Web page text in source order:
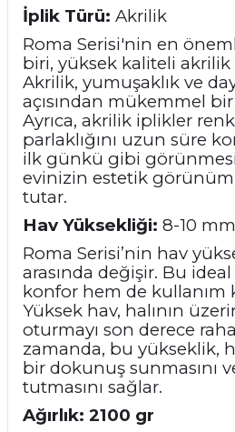
İplik Türü: Akrilik
Roma Serisi'nin en
biri, yüksek kaliteli akrilik
Akrilik, yumuşaklık ve
açısından mükemmel
Ayrıca, akrilik iplikler
parlaklığını uzun süre
ilk günkü gibi
evinizin estetik
tutar.
Hav Yüksekliği: 8-10 mm
Roma Serisi’nin hav
arasında değişir. Bu
konfor hem de kullanım
Yüksek hav, halının
oturmayı son derece
zamanda, bu yükseklik,
bir dokunuş sunmasını
tutmasını sağlar.
Ağırlık: 2100 gr